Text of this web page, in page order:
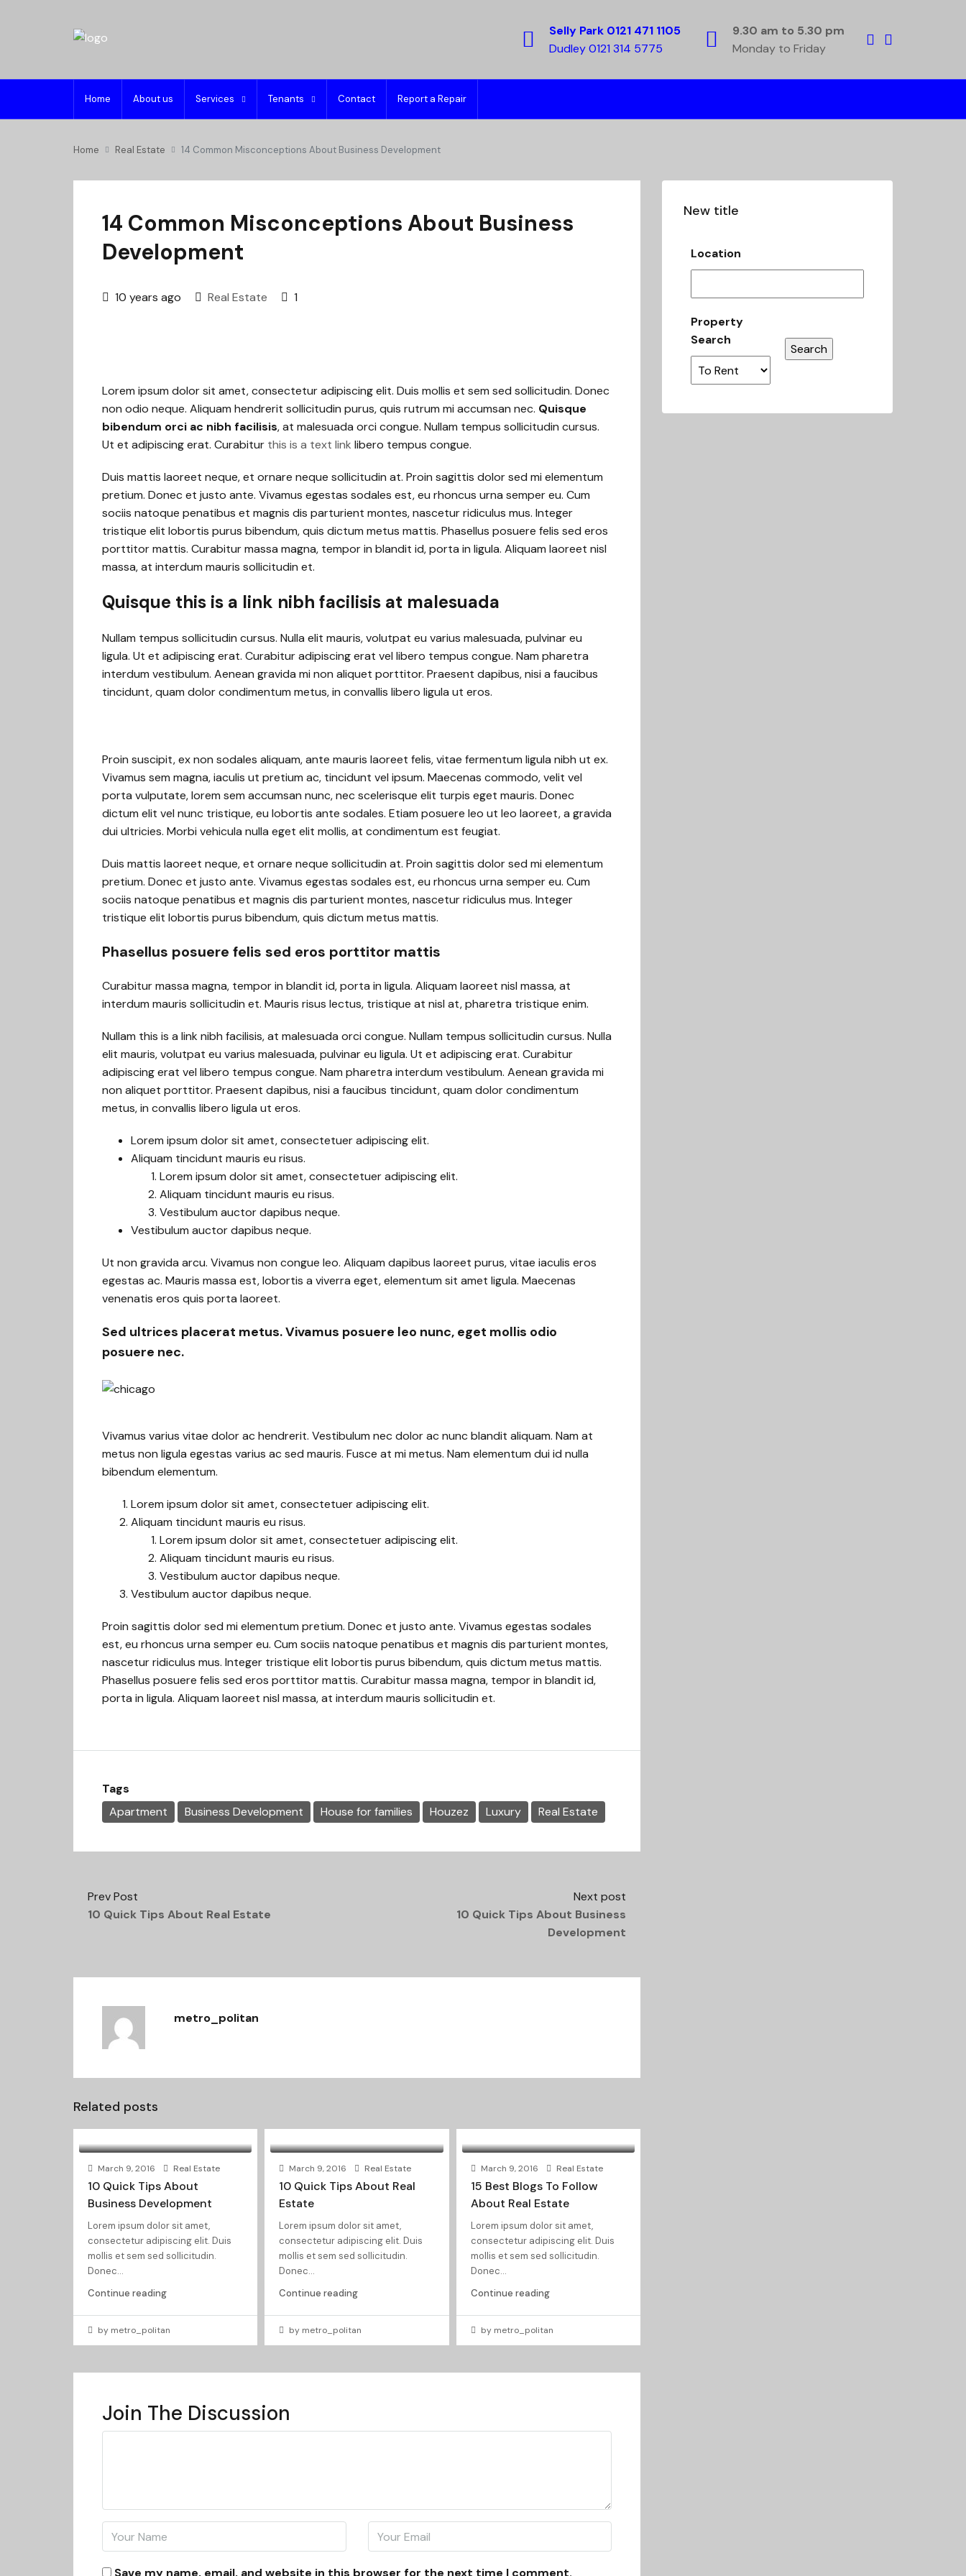
Selly Park 0121 471 1105
Dudley 0121 314 5775
9.30 am to 5.30 pm
Monday to Friday
Home About us Services Tenants Contact Report a Repair
Home Real Estate 14 Common Misconceptions About Business Development
14 Common Misconceptions About Business
Development
10 years ago Real Estate 1
Lorem ipsum dolor sit amet, consectetur adipiscing elit. Duis mollis et sem sed sollicitudin. Donec
non odio neque. Aliquam hendrerit sollicitudin purus, quis rutrum mi accumsan nec. Quisque
bibendum orci ac nibh facilisis, at malesuada orci congue. Nullam tempus sollicitudin cursus.
Ut et adipiscing erat. Curabitur this is a text link libero tempus congue.
Duis mattis laoreet neque, et ornare neque sollicitudin at. Proin sagittis dolor sed mi elementum
pretium. Donec et justo ante. Vivamus egestas sodales est, eu rhoncus urna semper eu. Cum
sociis natoque penatibus et magnis dis parturient montes, nascetur ridiculus mus. Integer
tristique elit lobortis purus bibendum, quis dictum metus mattis. Phasellus posuere felis sed eros
porttitor mattis. Curabitur massa magna, tempor in blandit id, porta in ligula. Aliquam laoreet nisl
massa, at interdum mauris sollicitudin et.
Quisque this is a link nibh facilisis at malesuada
Nullam tempus sollicitudin cursus. Nulla elit mauris, volutpat eu varius malesuada, pulvinar eu
ligula. Ut et adipiscing erat. Curabitur adipiscing erat vel libero tempus congue. Nam pharetra
interdum vestibulum. Aenean gravida mi non aliquet porttitor. Praesent dapibus, nisi a faucibus
tincidunt, quam dolor condimentum metus, in convallis libero ligula ut eros.
Proin suscipit, ex non sodales aliquam, ante mauris laoreet felis, vitae fermentum ligula nibh ut ex.
Vivamus sem magna, iaculis ut pretium ac, tincidunt vel ipsum. Maecenas commodo, velit vel
porta vulputate, lorem sem accumsan nunc, nec scelerisque elit turpis eget mauris. Donec
dictum elit vel nunc tristique, eu lobortis ante sodales. Etiam posuere leo ut leo laoreet, a gravida
dui ultricies. Morbi vehicula nulla eget elit mollis, at condimentum est feugiat.
Duis mattis laoreet neque, et ornare neque sollicitudin at. Proin sagittis dolor sed mi elementum
pretium. Donec et justo ante. Vivamus egestas sodales est, eu rhoncus urna semper eu. Cum
sociis natoque penatibus et magnis dis parturient montes, nascetur ridiculus mus. Integer
tristique elit lobortis purus bibendum, quis dictum metus mattis.
Phasellus posuere felis sed eros porttitor mattis
Curabitur massa magna, tempor in blandit id, porta in ligula. Aliquam laoreet nisl massa, at
interdum mauris sollicitudin et. Mauris risus lectus, tristique at nisl at, pharetra tristique enim.
Nullam this is a link nibh facilisis, at malesuada orci congue. Nullam tempus sollicitudin cursus. Nulla
elit mauris, volutpat eu varius malesuada, pulvinar eu ligula. Ut et adipiscing erat. Curabitur
adipiscing erat vel libero tempus congue. Nam pharetra interdum vestibulum. Aenean gravida mi
non aliquet porttitor. Praesent dapibus, nisi a faucibus tincidunt, quam dolor condimentum
metus, in convallis libero ligula ut eros.
Lorem ipsum dolor sit amet, consectetuer adipiscing elit.
Aliquam tincidunt mauris eu risus.
Lorem ipsum dolor sit amet, consectetuer adipiscing elit.
Aliquam tincidunt mauris eu risus.
Vestibulum auctor dapibus neque.
Vestibulum auctor dapibus neque.
Ut non gravida arcu. Vivamus non congue leo. Aliquam dapibus laoreet purus, vitae iaculis eros
egestas ac. Mauris massa est, lobortis a viverra eget, elementum sit amet ligula. Maecenas
venenatis eros quis porta laoreet.
Sed ultrices placerat metus. Vivamus posuere leo nunc, eget mollis odio
posuere nec.
Vivamus varius vitae dolor ac hendrerit. Vestibulum nec dolor ac nunc blandit aliquam. Nam at
metus non ligula egestas varius ac sed mauris. Fusce at mi metus. Nam elementum dui id nulla
bibendum elementum.
Lorem ipsum dolor sit amet, consectetuer adipiscing elit.
Aliquam tincidunt mauris eu risus.
Lorem ipsum dolor sit amet, consectetuer adipiscing elit.
Aliquam tincidunt mauris eu risus.
Vestibulum auctor dapibus neque.
Vestibulum auctor dapibus neque.
Proin sagittis dolor sed mi elementum pretium. Donec et justo ante. Vivamus egestas sodales
est, eu rhoncus urna semper eu. Cum sociis natoque penatibus et magnis dis parturient montes,
nascetur ridiculus mus. Integer tristique elit lobortis purus bibendum, quis dictum metus mattis.
Phasellus posuere felis sed eros porttitor mattis. Curabitur massa magna, tempor in blandit id,
porta in ligula. Aliquam laoreet nisl massa, at interdum mauris sollicitudin et.
Tags
Apartment
Business Development House for families Houzez Luxury Real Estate
Prev Post
10 Quick Tips About Real Estate
Next post
10 Quick Tips About Business
Development
metro_politan
Related posts
March 9, 2016 Real Estate
10 Quick Tips About
Business Development
Lorem ipsum dolor sit amet,
consectetur adipiscing elit. Duis
mollis et sem sed sollicitudin.
Donec...
Continue reading
by metro_politan
March 9, 2016 Real Estate
10 Quick Tips About Real
Estate
Lorem ipsum dolor sit amet,
consectetur adipiscing elit. Duis
mollis et sem sed sollicitudin.
Donec...
Continue reading
by metro_politan
March 9, 2016 Real Estate
15 Best Blogs To Follow
About Real Estate
Lorem ipsum dolor sit amet,
consectetur adipiscing elit. Duis
mollis et sem sed sollicitudin.
Donec...
Continue reading
by metro_politan
Join The Discussion
Save my name, email, and website in this browser for the next time I comment.
New title
Location
Property
Search